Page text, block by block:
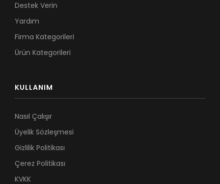
Destek Verin
Yardım
Firma Kategorileri
Ürün Kategorileri
KULLANIM
Nasıl Çalışır
Üyelik Sözleşmesi
Gizlilik Politikası
Çerez Politikası
KVKK